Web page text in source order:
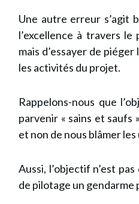
Une autre erreur s’agit
l’excellence à travers
mais d’essayer de
les activités du projet.
Rappelons-nous que
parvenir « sains et
et non de nous blâmer
Aussi, l’objectif n’est
de pilotage un gendarme